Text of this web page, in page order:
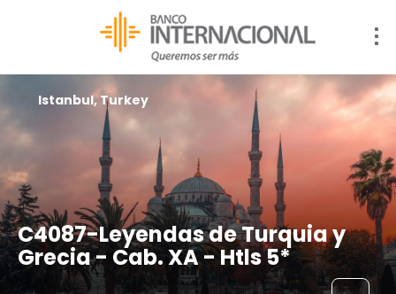
C4087-Leyendas de Turquia y
Grecia - Cab. XA - Htls 5*
Istanbul, Turkey